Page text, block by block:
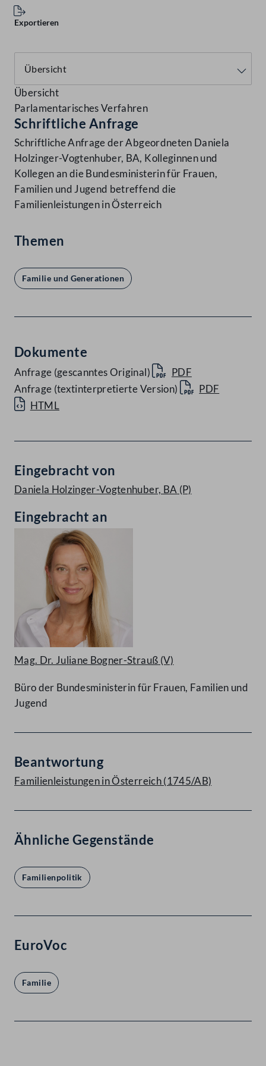
Exportieren
Übersicht
Parlamentarisches Verfahren
Schriftliche Anfrage
Schriftliche Anfrage der Abgeordneten Daniela
Holzinger-Vogtenhuber, BA, Kolleginnen und
Kollegen an die Bundesministerin für Frauen,
Familien und Jugend betreffend die
Familienleistungen in Österreich
Themen
Familie und Generationen
Dokumente
Anfrage (gescanntes Original)
PDF
Anfrage (textinterpretierte Version)
PDF
HTML
Eingebracht von
Daniela Holzinger-Vogtenhuber, BA (P)
Eingebracht an
Mag. Dr. Juliane Bogner-Strauß (V)
Büro der Bundesministerin für Frauen, Familien und
Jugend
Beantwortung
Familienleistungen in Österreich (1745/AB)
Ähnliche Gegenstände
Familienpolitik
EuroVoc
Familie